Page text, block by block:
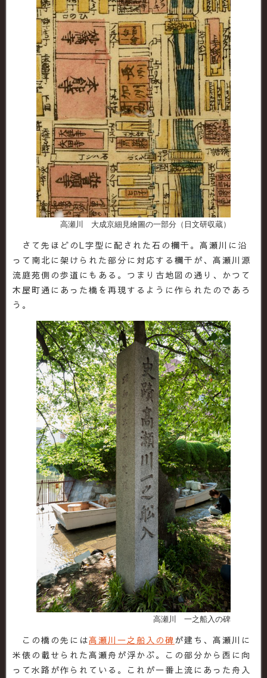
高瀬川 大成京細見繪圖の一部分（日文研収蔵）
さて先ほどのL字型に配された石の欄干。高瀬川に沿
って南北に架けられた部分に対応する欄干が、高瀬川源
流庭苑側の歩道にもある。つまり古地図の通り、かつて
木屋町通にあった橋を再現するように作られたのであろ
う。
高瀬川 一之船入の碑
この橋の先には高瀬川一之船入の碑が建ち、高瀬川に
米俵の載せられた高瀬舟が浮かぶ。この部分から西に向
って水路が作られている。これが一番上流にあった舟入